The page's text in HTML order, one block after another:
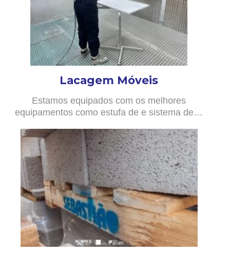
Lacagem Móveis
Estamos equipados com os melhores
equipamentos como estufa de e sistema de…